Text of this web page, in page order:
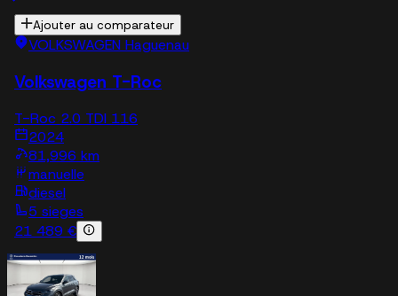
Ajouter au comparateur
VOLKSWAGEN Haguenau
Volkswagen T-Roc
T-Roc 2.0 TDI 116
2024
81,996 km
manuelle
diesel
5 sieges
21 489 €